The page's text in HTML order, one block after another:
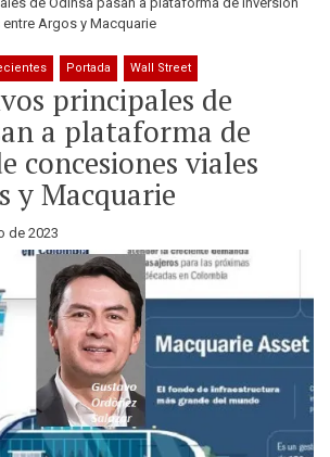
Argos y Macquarie
Portada Wall Street
principales de
a plataforma de
concesiones viales
y Macquarie
de 2023